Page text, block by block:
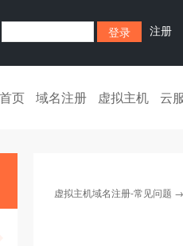
注册
首页 域名注册 虚拟主机 云
虚拟主机域名注册-常见问题